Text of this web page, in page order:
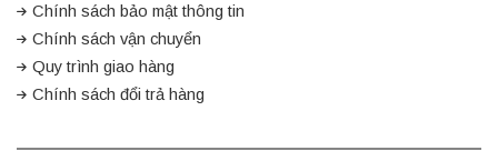
Chính sách bảo mật thông tin
Chính sách vận chuyển
Quy trình giao hàng
Chính sách đổi trả hàng